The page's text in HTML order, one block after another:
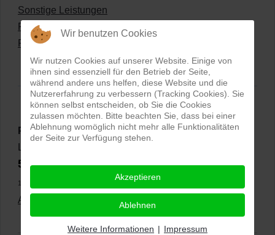
Sonstige Leistungen
Produkte umfärben
Preisliste für digitale Bildbearbeitung
PRO-ducto GmbH, Fotografie und Bildbearbeitung in
5,0⭐⭐⭐⭐⭐bei144 Google-Rezensionen (Stand
11.01.2026)
Alle Rezensionen ansehen |
Wir benutzen Cookies
Wir nutzen Cookies auf unserer Website. Einige von
ihnen sind essenziell für den Betrieb der Seite,
während andere uns helfen, diese Website und die
Nutzererfahrung zu verbessern (Tracking Cookies). Sie
können selbst entscheiden, ob Sie die Cookies
zulassen möchten. Bitte beachten Sie, dass bei einer
Ablehnung womöglich nicht mehr alle Funktionalitäten
der Seite zur Verfügung stehen.
Akzeptieren
Ablehnen
Weitere Informationen | Impressum